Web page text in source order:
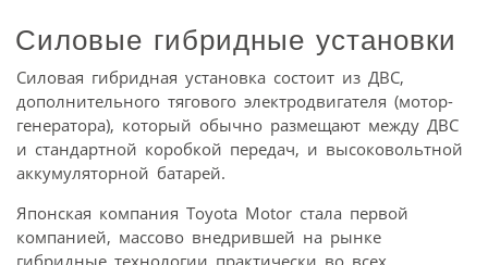
Силовые гибридные установки
Силовая гибридная установка состоит из ДВС,
дополнительного тягового электродвигателя (мотор-
генератора), который обычно размещают между ДВС
и стандартной коробкой передач, и высоковольтной
аккумуляторной батарей.
Японская компания Toyota Motor стала первой
компанией, массово внедрившей на рынке